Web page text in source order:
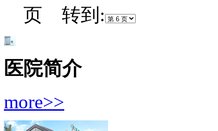
页 转到:
医院简介
more>>